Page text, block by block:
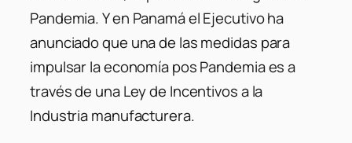
Pandemia. Y en Panamá el Ejecutivo ha
anunciado que una de las medidas para
impulsar la economía pos Pandemia es a
través de una Ley de Incentivos a la
Industria manufacturera.